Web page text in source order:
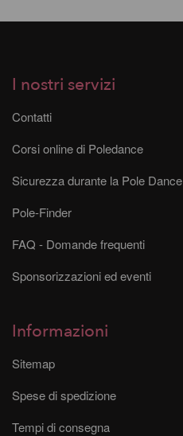
I nostri servizi
Contatti
Corsi online di Poledance
Sicurezza durante la Pole Dance
Pole-Finder
FAQ - Domande frequenti
Sponsorizzazioni ed eventi
Informazioni
Sitemap
Spese di spedizione
Tempi di consegna